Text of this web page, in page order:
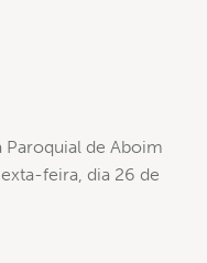
Paroquial de Aboim
feira, dia 26 de